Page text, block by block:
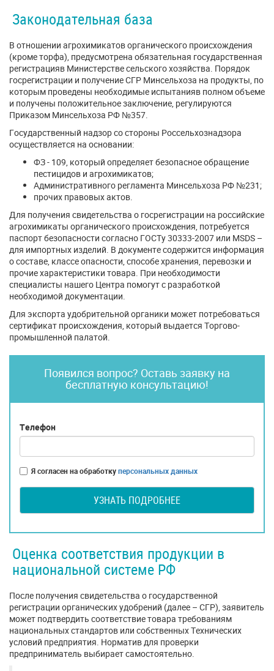
Законодательная база
В отношении агрохимикатов органического происхождения
(кроме торфа), предусмотрена обязательная государственная
регистрацияв Министерстве сельского хозяйства. Порядок
госрегистрации и получение СГР Минсельхоза на продукты, по
которым проведены необходимые испытанияв полном объеме
и получены положительное заключение, регулируются
Приказом Минсельхоза РФ №357.
Государственный надзор со стороны Россельхознадзора
осуществляется на основании:
ФЗ - 109, который определяет безопасное обращение
пестицидов и агрохимикатов;
Административного регламента Минсельхоза РФ №231;
прочих правовых актов.
Для получения свидетельства о госрегистрации на российские
агрохимикаты органического происхождения, потребуется
паспорт безопасности согласно ГОСТу 30333-2007 или MSDS –
для импортных изделий. В документе содержится информация
о составе, классе опасности, способе хранения, перевозки и
прочие характеристики товара. При необходимости
специалисты нашего Центра помогут с разработкой
необходимой документации.
Для экспорта удобрительной органики может потребоваться
сертификат происхождения, который выдается Торгово-
промышленной палатой.
Появился вопрос? Оставь заявку на
бесплатную консультацию!
Телефон
Я согласен на обработкуперсональных данных
УЗНАТЬ ПОДРОБНЕЕ
Оценка соответствия продукции в
национальной системе РФ
После получения свидетельства о государственной
регистрации органических удобрений (далее – СГР), заявитель
может подтвердить соответствие товара требованиям
национальных стандартов или собственных Технических
условий предприятия. Норматив для проверки
предприниматель выбирает самостоятельно.